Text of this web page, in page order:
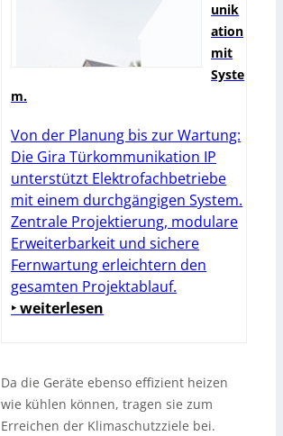
unik
ation
mit
Syste
m.
Von der Planung bis zur Wartung:
Die Gira Türkommunikation IP
unterstützt Elektrofachbetriebe
mit einem durchgängigen System.
Zentrale Projektierung, modulare
Erweiterbarkeit und sichere
Fernwartung erleichtern den
gesamten Projektablauf.
‣ weiterlesen
Da die Geräte ebenso effizient heizen
wie kühlen können, tragen sie zum
Erreichen der Klimaschutzziele bei.